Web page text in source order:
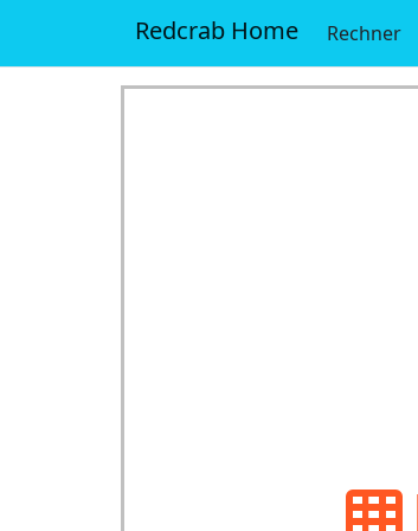
Redcrab Home Rechner